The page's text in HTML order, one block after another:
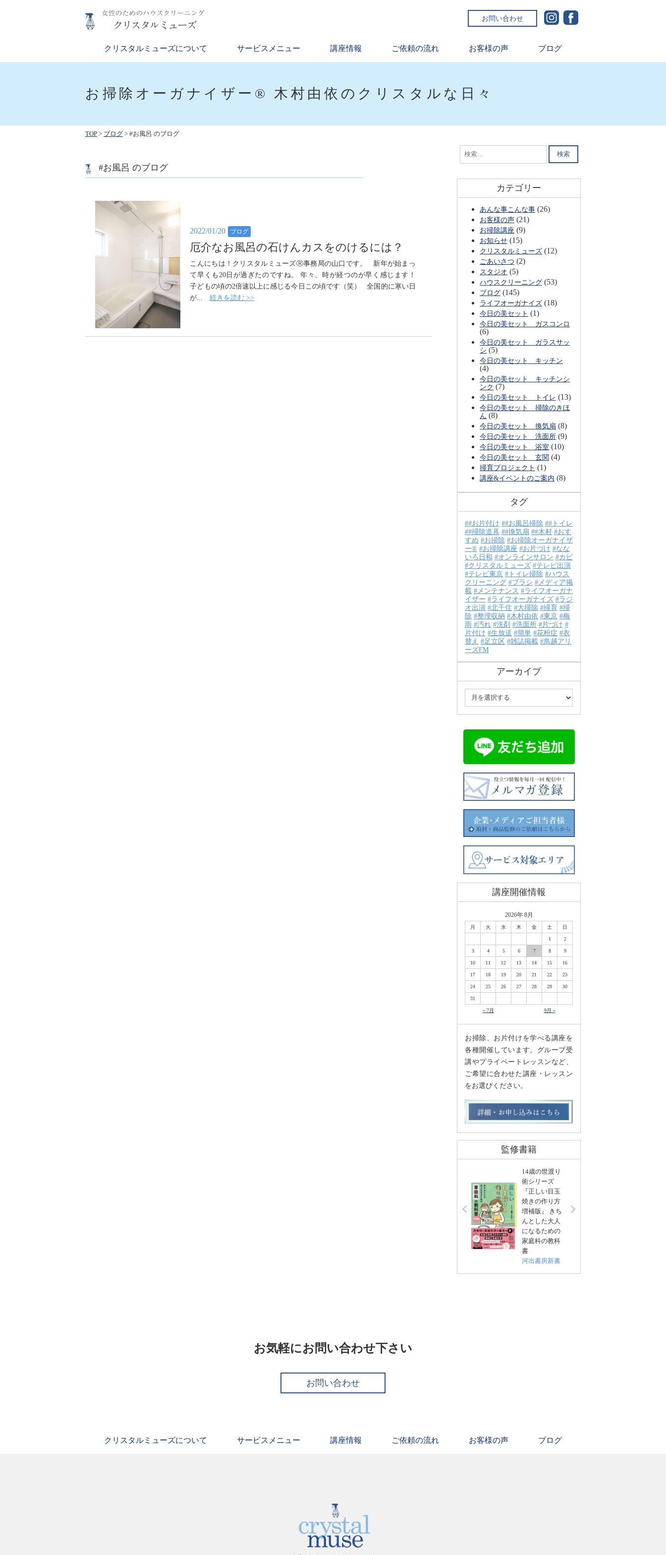
お問い合わせ
クリスタルミューズについて サービスメニュー 講座情報 ご依頼の流れ お客様の声 ブログ
お掃除オーガナイザー® 木村由依のクリスタルな日々
TOP > ブログ > #お風呂 のブログ
#お風呂 のブログ
2022/01/20 ブログ
厄介なお風呂の石けんカスをのけるには？
こんにちは！クリスタルミューズⓇ事務局の山口です。 新年が始まっ
て早くも20日が過ぎたのですね。 年々、時が経つのが早く感じます！
子どもの頃の2倍速以上に感じる今日この頃です（笑） 全国的に寒い日
が...続きを読む >>
検
索:
カテゴリー
あんな事こんな事 (26)
お客様の声 (21)
お掃除講座 (9)
お知らせ (15)
クリスタルミューズ (12)
ごあいさつ (2)
スタジオ (5)
ハウスクリーニング (53)
ブログ (145)
ライフオーガナイズ (18)
今日の美セット (1)
今日の美セット ガスコンロ
(6)
今日の美セット ガラスサッ
シ (5)
今日の美セット キッチン
(4)
今日の美セット キッチンシ
ンク (7)
今日の美セット トイレ (13)
今日の美セット 掃除のきほ
ん (8)
今日の美セット 換気扇 (8)
今日の美セット 洗面所 (9)
今日の美セット 浴室 (10)
今日の美セット 玄関 (4)
掃育プロジェクト (1)
講座&イベントのご案内 (8)
タグ
#お片付け #お風呂掃除
#トイレ
#掃除道具
#換気扇 #木村
おす
すめ
お掃除
お掃除オーガナイザ
ー®
お掃除講座 お片づけ
なな
いろ日和
オンラインサロン
カビ
クリスタルミューズ
テレビ出演
テレビ東京
トイレ掃除
ハウス
クリーニング
ブラシ
メディア掲
載
メンテナンス
ライフオーガナ
イザー
ライフオーガナイズ
ラジ
オ出演
北千住 大掃除 掃育
掃
除
整理収納 木村由依 東京
梅
雨
汚れ 洗剤 洗面所
片づけ
片付け
生放送 簡単 花粉症
衣
替え
足立区 雑誌掲載
鳥越アリ
ーズFM
アーカイブ
講座開催情報
2026年 8月
月 火 水 木 金 土 日
1 2
3 4 5 6 7 8 9
10 11 12 13 14 15 16
17 18 19 20 21 22 23
24 25 26 27 28 29 30
31
« 7月 9月 »
お掃除、お片付けを学べる講座を
各種開催しています。グループ受
講やプライベートレッスンなど、
ご希望に合わせた講座・レッスン
をお選びください。
監修書籍
14歳の世渡り
術シリーズ
『正しい目玉
焼きの作り方
増補版』 きち
んとした大人
になるための
家庭科の教科
書
河出書房新書
お気軽にお問い合わせ下さい
お問い合わせ
クリスタルミューズについて サービスメニュー 講座情報 ご依頼の流れ お客様の声 ブログ